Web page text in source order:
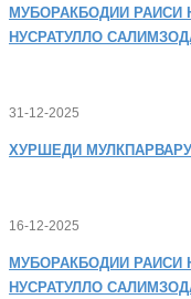
МУБОРАКБОДИИ РАИСИ
НУСРАТУЛЛО
31-12-2025
ХУРШЕДИ
16-12-2025
МУБОРАКБОДИИ РАИСИ
НУСРАТУЛЛО